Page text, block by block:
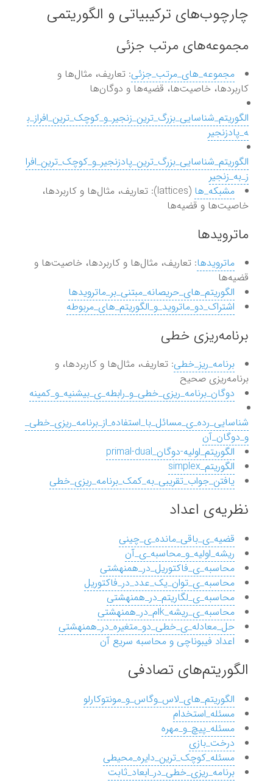
چارچوب‌های ترکیبیاتی و الگوریتمی
مجموعه‌های مرتب جزئی
مجموعه_های_مرتب_جزئی: تعاریف، مثال‌ها و
کاربردها، خاصیت‌ها، قضیه‌ها و دوگان‌ها
الگوریتم_شناسایی_بزرگ_ترین_زنجیر_و_کوچک_ترین_افراز_ب
ه_پادزنجیر
الگوریتم_شناسایی_بزرگ_ترین_پادزنجیر_و_کوچک_ترین_افرا
ز_به_زنجیر
مشبکه_ها
(lattices): تعاریف، مثال‌ها و کاربردها،
خاصیت‌ها و قضیه‌ها
ماترویدها
ماترویدها: تعاریف، مثال‌ها و کاربردها، خاصیت‌ها و
قضیه‌ها
الگوریتم_های_حریصانه_مبتنی_بر_ماترویدها
اشتراک_دو_ماتروید_و_الگوریتم_های_مربوطه
برنامه‌ریزی خطی
برنامه_ریز_خطی: تعاریف، مثال‌ها و کاربردها، و
برنامه‌ریزی صحیح
دوگان_برنامه_ریزی_خطی_و_رابطه_ی_بیشنیه_و_کمینه
شناسایی_رده_ی_مسائل_با_استفاده_از_برنامه_ریزی_خطی_
و_دوگان_آن
الگوریتم_اولیه-دوگان_primal-dual
الگوریتم_simplex
یافتن_جواب_تقریبی_به_کمک_برنامه_ریزی_خطی
نظریه‌ی اعداد
قضیه_ی_باقی_مانده_ی_چینی
ریشه_اولیه_و_محاسبه_ی_آن
محاسبه_ی_فاکتوریل_در_همنهشتی
محاسبه_ی_توان_یک_عدد_در_فاکتوریل
محاسبه_ی_لگاریتم_در_همنهشتی
محاسبه_ی_ریشه_kام_در_همنهشتی
حل_معادله_ی_خطی_دو_متغیره_در_همنهشتی
اعداد فیبوناچی و محاسبه سریع آن
الگوریتم‌های تصادفی
الگوریتم_های_لاس_وگاس_و_مونتوکارلو
مسئله_استخدام
مسئله_پیچ_و_مهره
درخت_بازی
مسئله_کوچک_ترین_دایره_محیطی
برنامه_ریزی_خطی_در_ابعاد_ثابت